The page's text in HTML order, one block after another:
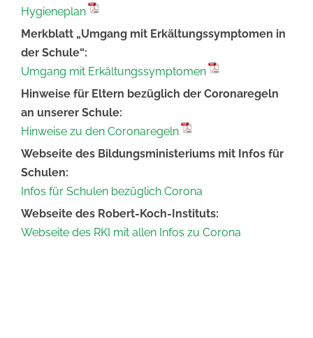
Hygieneplan
Merkblatt „Umgang mit Erkältungssymptomen in
der Schule“:
Umgang mit Erkältungssymptomen
Hinweise für Eltern bezüglich der Coronaregeln
an unserer Schule:
Hinweise zu den Coronaregeln
Webseite des Bildungsministeriums mit Infos für
Schulen:
Infos für Schulen bezüglich Corona
Webseite des Robert-Koch-Instituts:
Webseite des RKI mit allen Infos zu Corona